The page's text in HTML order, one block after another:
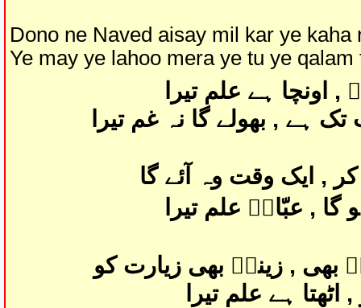
Dono ne Naved aisay mil kar ye kaha
Ye may ye lahoo mera ye tu ye qalam
اونچا ہے علم تیرا
ہے , بھولے گا نہ غم تیرا
, ایک وقت وہ آئے گا
, عبّاسؑ علم تیرا
بھی , زینبؑ بھی زیارت کو
ہے علم تیرا